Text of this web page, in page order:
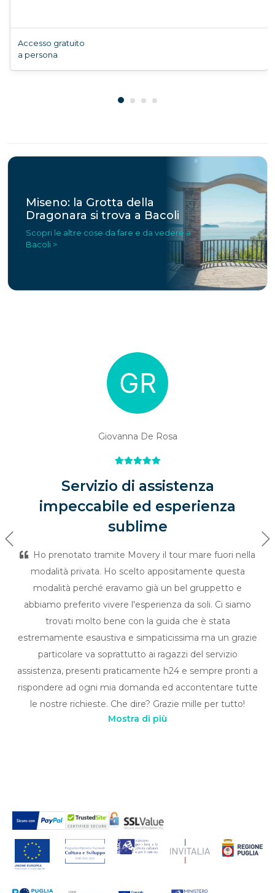
Accesso gratuito
a persona
Miseno: la Grotta della
Dragonara si trova a Bacoli
Scopri le altre cose da fare e da vedere a
Bacoli >
Giovanna De Rosa
Servizio di assistenza
impeccabile ed esperienza
sublime
Ho prenotato tramite Movery il tour mare fuori nella
modalità privata. Ho scelto appositamente questa
modalità perché eravamo già un bel gruppetto e
abbiamo preferito vivere l'esperienza da soli. Ci siamo
trovati molto bene con la guida che è stata
estremamente esaustiva e simpaticissima ma un grazie
particolare va soprattutto ai ragazzi del servizio
assistenza, presenti praticamente h24 e sempre pronti a
rispondere ad ogni mia domanda ed accontentare tutte
le nostre richieste. Che dire? Grazie mille per tutto!
Previous
Mostra di più